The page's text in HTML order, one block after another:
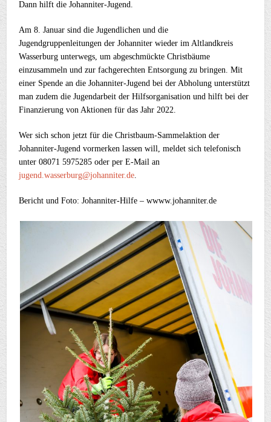
Dann hilft die Johanniter-Jugend.
Am 8. Januar sind die Jugendlichen und die
Jugendgruppenleitungen der Johanniter wieder im Altlandkreis
Wasserburg unterwegs, um abgeschmückte Christbäume
einzusammeln und zur fachgerechten Entsorgung zu bringen. Mit
einer Spende an die Johanniter-Jugend bei der Abholung unterstützt
man zudem die Jugendarbeit der Hilfsorganisation und hilft bei der
Finanzierung von Aktionen für das Jahr 2022.
Wer sich schon jetzt für die Christbaum-Sammelaktion der
Johanniter-Jugend vormerken lassen will, meldet sich telefonisch
unter 08071 5975285 oder per E-Mail an
jugend.wasserburg@johanniter.de.
Bericht und Foto: Johanniter-Hilfe – wwww.johanniter.de